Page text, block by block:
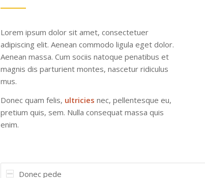
Lorem ipsum dolor sit amet, consectetuer
adipiscing elit. Aenean commodo ligula eget dolor.
Aenean massa. Cum sociis natoque penatibus et
magnis dis parturient montes, nascetur ridiculus
mus.
Donec quam felis, ultricies nec, pellentesque eu,
pretium quis, sem. Nulla consequat massa quis
enim.
Donec pede